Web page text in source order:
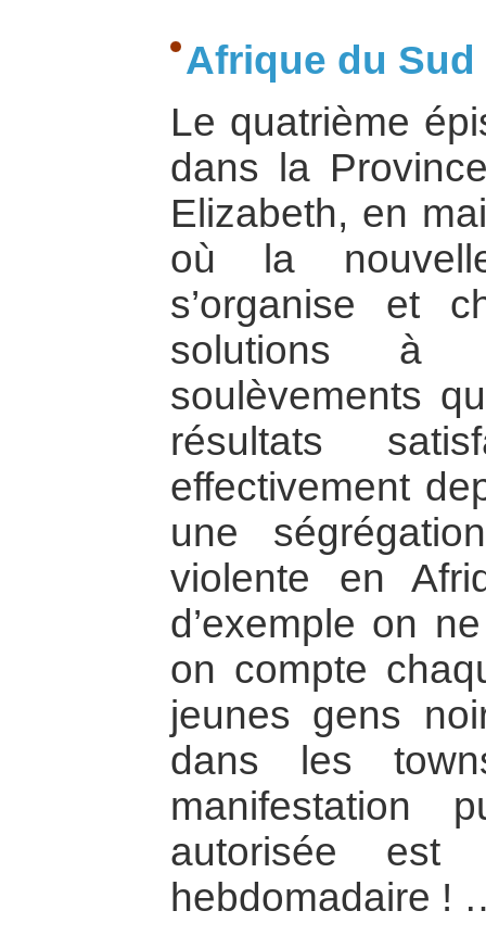
Afrique du Sud
Le quatrième
dans la
Elizabeth, en
où la
s’organise et
solutions à
soulèvements
résultats
effectivement
une
violente en
d’exemple on
on compte
jeunes gens
dans les
manifestation
autorisée est
hebdomadaire !